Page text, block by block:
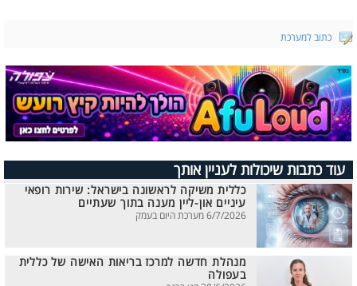
כתוב למערכת
עוד כתבות שיכולות לעניין אותך
כללית משיקה לראשונה בישראל: שירות רופאי
עיניים און-ליין מענה בתוך שעתיים
6/7/2026 מערכת היום בעמק
מנהלת חדשה למרכז בריאות האישה של כללית
בעפולה